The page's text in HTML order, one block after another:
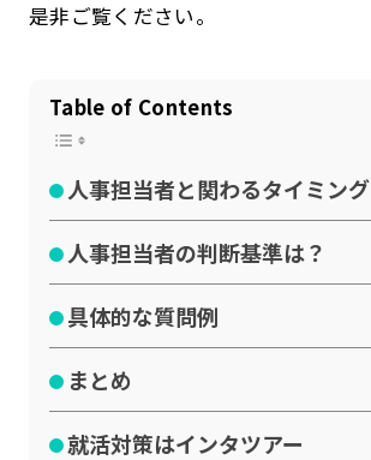
サイトマップ
公式SNSはこちら
是非ご覧ください。
Table of Contents
人事担当者と関わるタイミング
人事担当者の判断基準は？
具体的な質問例
まとめ
就活対策はインタツアー